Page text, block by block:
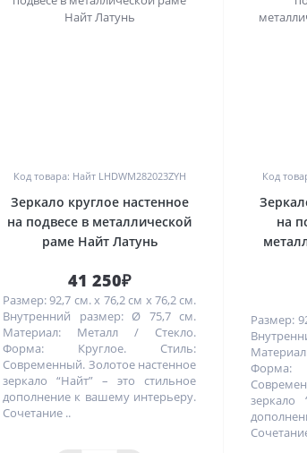
Код товара: Найт LHDWM282023ZYH
Зеркало круглое настенное
на подвесе в металлической
раме Найт Латунь
41 250₽
Размер: 92,7 см. х 76,2 см х 76,2 см.
Внутренний размер: Ø 75,7 см.
Материал: Металл / Стекло.
Форма: Круглое. Стиль:
Современный. Золотое настенное
зеркало “Найт” – это стильное
дополнение к вашему интерьеру.
Сочетание ..
Код
на
Размер:
зеркало